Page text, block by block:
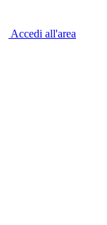
Accedi all'area